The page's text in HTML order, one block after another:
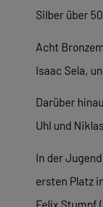
Silber über
Acht
Isaac Sela,
Darüber
Uhl und
In der
ersten Platz
Felix Stumpf